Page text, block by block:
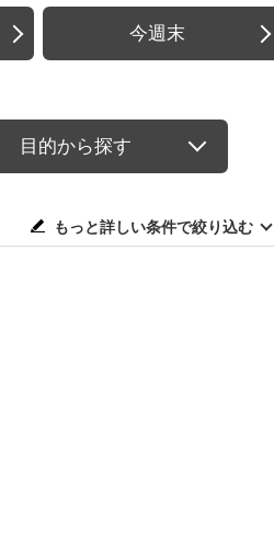
今週末
目的から探す
もっと詳しい条件で絞り込む